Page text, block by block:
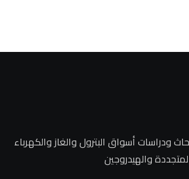
ودراسات أسواق البترول والغاز والكهرباء
والهيدروجين